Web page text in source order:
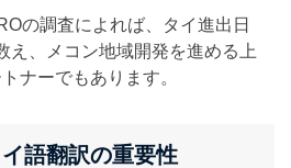
の調査によれば、タイ進出日
え、メコン地域開発を進める上
ナーでもあります。
語翻訳の重要性